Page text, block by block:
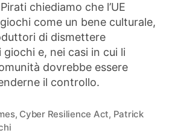
chiediamo che l’UE
come un bene culturale,
di dismettere
e, nei casi in cui li
dovrebbe essere
il controllo.
, Cyber Resilience Act, Patrick